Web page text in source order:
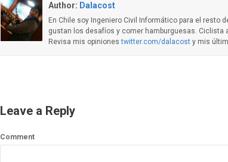
Author: Dalacost
En Chile soy Ingeniero Civil Informático para el resto
gustan los desafíos y comer hamburguesas. Ciclista
Revisa mis opinionestwitter.com/dalacost y mis
Leave a Reply
Comment